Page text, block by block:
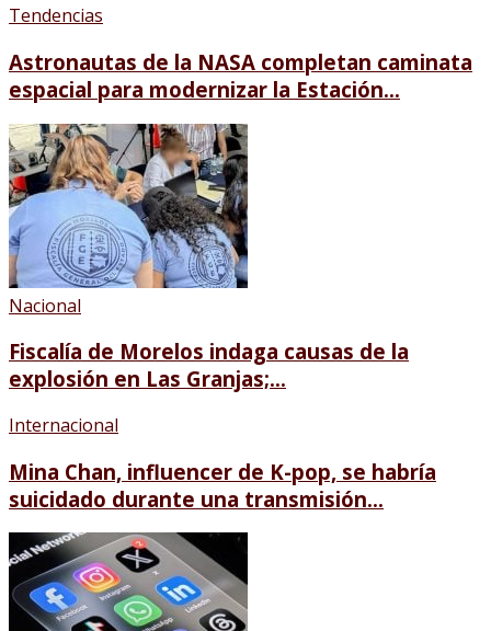
Tendencias
Astronautas de la NASA completan caminata
espacial para modernizar la Estación...
Nacional
Fiscalía de Morelos indaga causas de la
explosión en Las Granjas;...
Internacional
Mina Chan, influencer de K-pop, se habría
suicidado durante una transmisión...